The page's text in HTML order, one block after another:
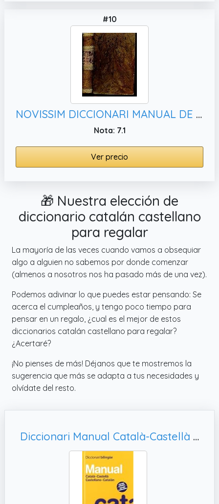
#10
NOVISSIM DICCIONARI MANUAL DE LAS LLENGUAS CATALANA - CASTELLANA
Nota: 7.1
Ver precio
🎁 Nuestra elección de
diccionario catalán castellano
para regalar
La mayoría de las veces cuando vamos a obsequiar
algo a alguien no sabemos por donde comenzar
(almenos a nosotros nos ha pasado más de una vez).
Podemos adivinar lo que puedes estar pensando: Se
acerca el cumpleaños, y tengo poco tiempo para
pensar en un regalo, ¿cual es el mejor de estos
diccionarios catalán castellano para regalar?
¿Acertaré?
¡No pienses de más! Déjanos que te mostremos la
sugerencia que más se adapta a tus necesidades y
olvídate del resto.
Diccionari Manual Català-Castellà / Castellano-Catalán (Vox - Lengua Catalana - Diccionarios Generales)